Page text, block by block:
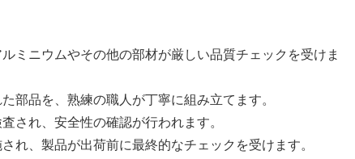
ミニウムやその他の部材が厳しい品質チェックを受けま
部品を、熟練の職人が丁寧に組み立てます。
され、安全性の確認が行われます。
れ、製品が出荷前に最終的なチェックを受けます。